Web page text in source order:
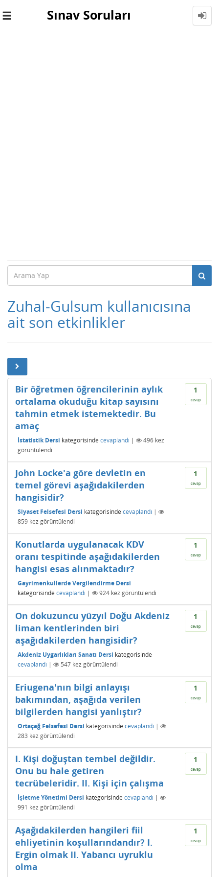
Toggle
Sınav Soruları
Zuhal-Gulsum kullanıcısına
ait son etkinlikler
1
cevap
Bir öğretmen öğrencilerinin aylık
ortalama okuduğu kitap sayısını
tahmin etmek istemektedir. Bu
amaç
İstatistik Dersi kategorisinde cevaplandı | 496 kez
görüntülendi
1
cevap
John Locke'a göre devletin en
temel görevi aşağıdakilerden
hangisidir?
Siyaset Felsefesi Dersi kategorisinde cevaplandı |
859 kez görüntülendi
1
cevap
Konutlarda uygulanacak KDV
oranı tespitinde aşağıdakilerden
hangisi esas alınmaktadır?
Gayrimenkullerde Vergilendirme Dersi
kategorisinde cevaplandı | 924 kez görüntülendi
1
cevap
On dokuzuncu yüzyıl Doğu Akdeniz
liman kentlerinden biri
aşağıdakilerden hangisidir?
Akdeniz Uygarlıkları Sanatı Dersi kategorisinde
cevaplandı | 547 kez görüntülendi
1
cevap
Eriugena'nın bilgi anlayışı
bakımından, aşağıda verilen
bilgilerden hangisi yanlıştır?
Ortaçağ Felsefesi Dersi kategorisinde cevaplandı |
283 kez görüntülendi
1
cevap
I. Kişi doğuştan tembel değildir.
Onu bu hale getiren
tecrübeleridir. II. Kişi için çalışma
İşletme Yönetimi Dersi kategorisinde cevaplandı |
991 kez görüntülendi
1
cevap
Aşağıdakilerden hangileri fiil
ehliyetinin koşullarındandır? I.
Ergin olmak II. Yabancı uyruklu
olma